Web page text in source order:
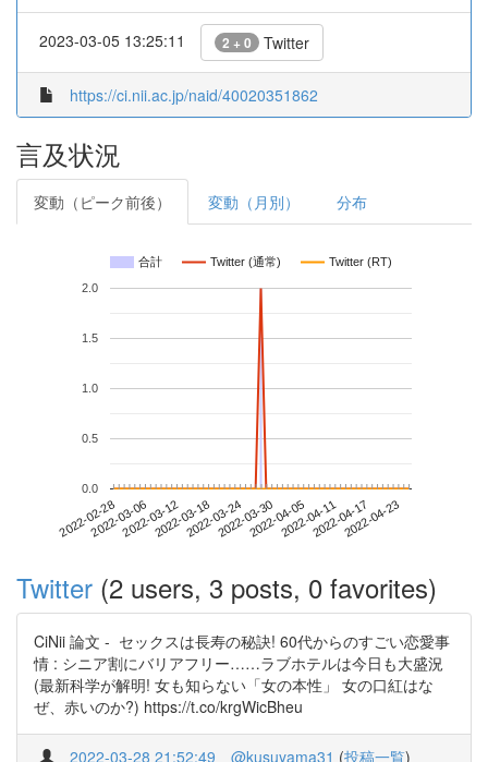
2023-03-05 13:25:11 2 + 0 Twitter
https://ci.nii.ac.jp/naid/40020351862
言及状況
変動（ピーク前後） 変動（月別） 分布
合計 Twitter (通常) Twitter (RT)
2022-02-282022-03-062022-03-122022-03-182022-03-242022-03-302022-04-052022-04-112022-04-172022-04-23
0.0
0.5
1.0
1.5
2.0
Twitter (2 users, 3 posts, 0 favorites)
CiNii 論文 - セックスは長寿の秘訣! 60代からのすごい恋愛事
情 : シニア割にバリアフリー……ラブホテルは今日も大盛況
(最新科学が解明! 女も知らない「女の本性」 女の口紅はな
ぜ、赤いのか?) https://t.co/krgWicBheu
2022-03-28 21:52:49 @kusuyama31 (投稿一覧)